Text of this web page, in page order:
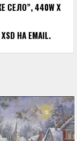
СЕЛО”, 440W X
НА EMAIL.